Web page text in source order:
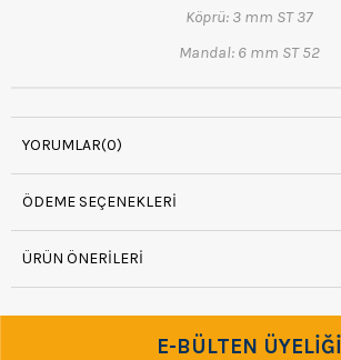
Köprü: 3 mm ST 37
Mandal: 6 mm ST 52
YORUMLAR(0)
ÖDEME SEÇENEKLERI
ÜRÜN ÖNERILERI
E-BÜLTEN ÜYELİĞİ